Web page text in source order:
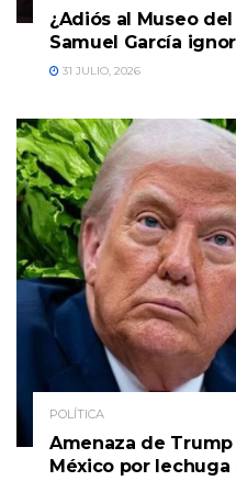
¿Adiós al Museo
Samuel García
31 JULIO, 2026
POLÍTICA
Amenaza de
México por